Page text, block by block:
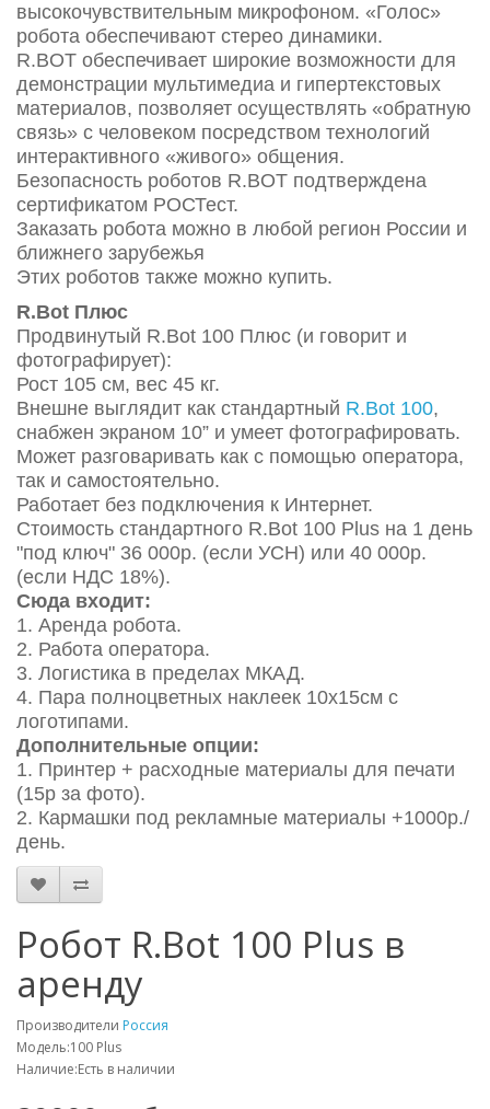
высокочувствительным микрофоном. «Голос»
робота обеспечивают стерео динамики.
R.BOT обеспечивает широкие возможности для
демонстрации мультимедиа и гипертекстовых
материалов, позволяет осуществлять «обратную
связь» с человеком посредством технологий
интерактивного «живого» общения.
Безопасность роботов R.BOT подтверждена
сертификатом РОСТест.
Заказать робота можно в любой регион России и
ближнего зарубежья
Этих роботов также можно купить.
R.Bot Плюс
Продвинутый R.Bot 100 Плюс (и говорит и
фотографирует):
Рост 105 см, вес 45 кг.
Внешне выглядит как стандартный R.Bot 100,
снабжен экраном 10” и умеет фотографировать.
Может разговаривать как с помощью оператора,
так и самостоятельно.
Работает без подключения к Интернет.
Стоимость стандартного R.Bot 100 Plus на 1 день
"под ключ" 36 000р. (если УСН) или 40 000р.
(если НДС 18%).
Сюда входит:
1. Аренда робота.
2. Работа оператора.
3. Логистика в пределах МКАД.
4. Пара полноцветных наклеек 10х15см с
логотипами.
Дополнительные опции:
1. Принтер + расходные материалы для печати
(15р за фото).
2. Кармашки под рекламные материалы +1000р./
день.
Робот R.Bot 100 Plus в
аренду
Производители Россия
Модель:100 Plus
Наличие:Есть в наличии